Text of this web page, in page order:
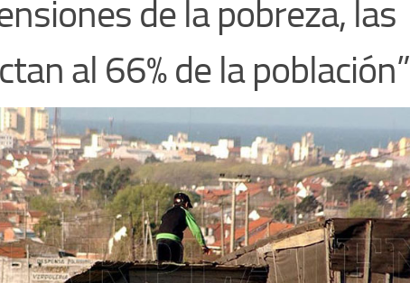
de la pobreza, las
al 66% de la población”